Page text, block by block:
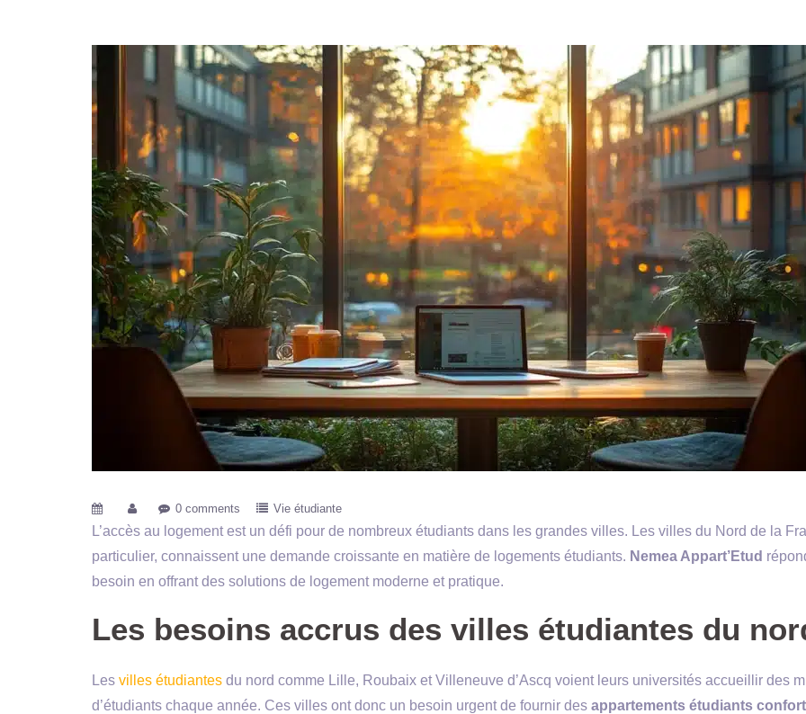
0 comments Vie étudiante
L’accès au logement est un défi pour de nombreux étudiants dans les grandes villes. Les villes du Nord de la
particulier, connaissent une demande croissante en matière de logements étudiants. Nemea Appart’Etud
besoin en offrant des solutions de logement moderne et pratique.
Les besoins accrus des villes étudiantes du
Les villes étudiantes du nord comme Lille, Roubaix et Villeneuve d’Ascq voient leurs universités accueillir des
d’étudiants chaque année. Ces villes ont donc un besoin urgent de fournir des appartements étudiants